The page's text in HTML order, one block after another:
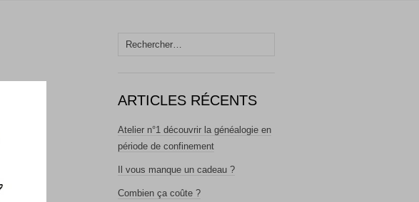
Rechercher :
ARTICLES RÉCENTS
Atelier n°1 découvrir la généalogie en
période de confinement
Il vous manque un cadeau ?
Combien ça coûte ?